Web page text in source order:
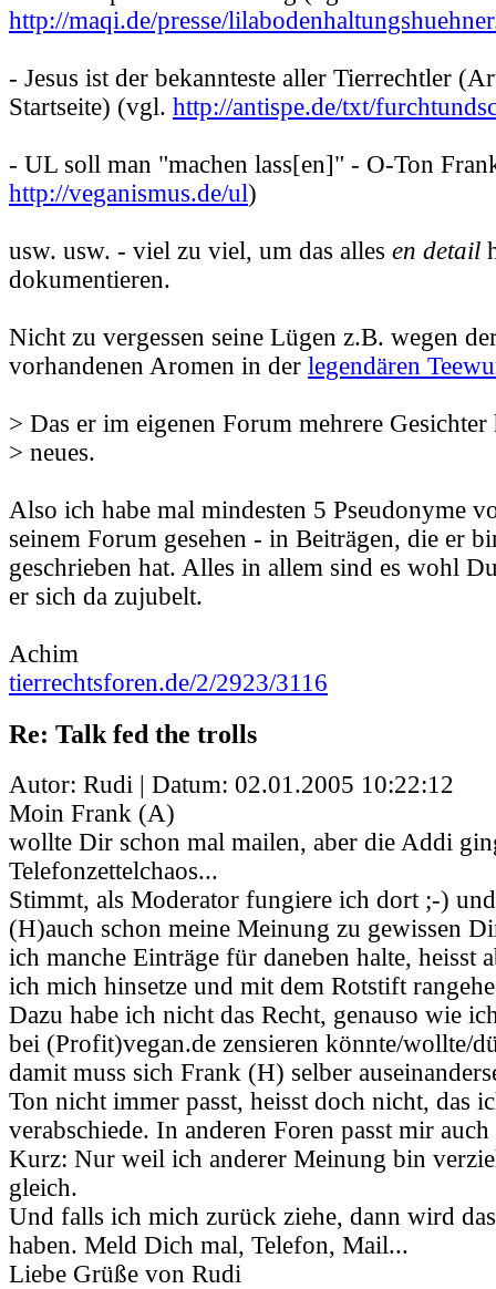
http://maqi.de/presse/
- Jesus ist der bekannteste aller Tierrechtler
Startseite) (vgl. http://antispe.de/txt/
- UL soll man "machen lass[en]" - O-Ton
http://veganismus.de/ul)
usw. usw. - viel zu viel, um das alles en detail
dokumentieren.
Nicht zu vergessen seine Lügen z.B. wegen
vorhandenen Aromen in der legendären
> Das er im eigenen Forum mehrere Gesichter
> neues.
Also ich habe mal mindesten 5 Pseudonyme
seinem Forum gesehen - in Beiträgen, die er
geschrieben hat. Alles in allem sind es wohl
er sich da zujubelt.
Achim
tierrechtsforen.de/2/2923/3116
Re: Talk fed the trolls
Autor: Rudi | Datum: 02.01.2005 10:22:12
Moin Frank (A)
wollte Dir schon mal mailen, aber die Addi
Telefonzettelchaos...
Stimmt, als Moderator fungiere ich dort ;-)
(H)auch schon meine Meinung zu gewissen
ich manche Einträge für daneben halte, heisst
ich mich hinsetze und mit dem Rotstift
Dazu habe ich nicht das Recht, genauso wie
bei (Profit)vegan.de zensieren könnte/wollte/
damit muss sich Frank (H) selber
Ton nicht immer passt, heisst doch nicht, das
verabschiede. In anderen Foren passt mir
Kurz: Nur weil ich anderer Meinung bin
gleich.
Und falls ich mich zurück ziehe, dann wird
haben. Meld Dich mal, Telefon, Mail...
Liebe Grüße von Rudi